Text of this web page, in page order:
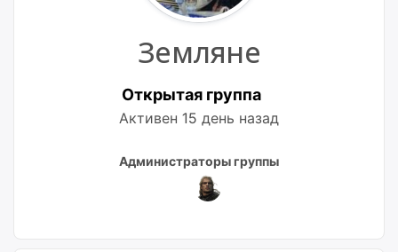
Земляне
Открытая группа
Активен 15 день назад
ЛидерыАдминистраторы группы